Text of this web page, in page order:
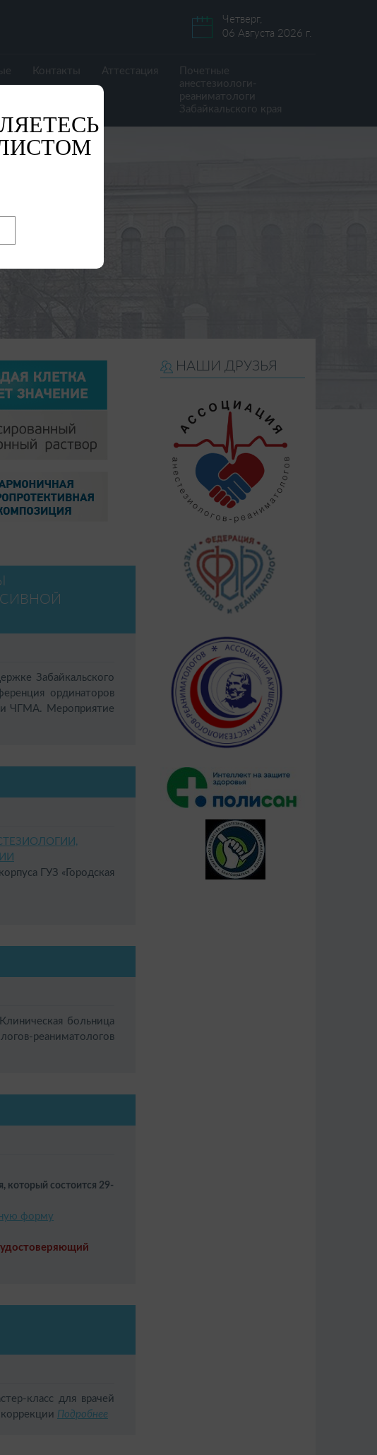
Четверг,
06 Августа 2026 г.
Контакты Аттестация
Почетные
анестезиологи-
реаниматологи
Забайкальского края
Забайкальского
ординаторов
ЧГМА. Мероприятие
ГУЗ «Городская
больница
реаниматологов
который состоится 29-
форму
класс для врачей
Подробнее
НАШИ ДРУЗЬЯ